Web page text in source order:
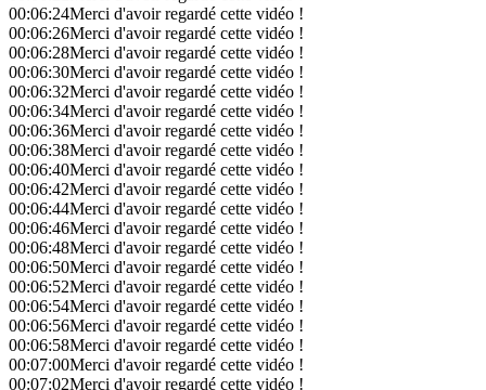
00:06:24Merci d'avoir regardé cette vidéo !
00:06:26Merci d'avoir regardé cette vidéo !
00:06:28Merci d'avoir regardé cette vidéo !
00:06:30Merci d'avoir regardé cette vidéo !
00:06:32Merci d'avoir regardé cette vidéo !
00:06:34Merci d'avoir regardé cette vidéo !
00:06:36Merci d'avoir regardé cette vidéo !
00:06:38Merci d'avoir regardé cette vidéo !
00:06:40Merci d'avoir regardé cette vidéo !
00:06:42Merci d'avoir regardé cette vidéo !
00:06:44Merci d'avoir regardé cette vidéo !
00:06:46Merci d'avoir regardé cette vidéo !
00:06:48Merci d'avoir regardé cette vidéo !
00:06:50Merci d'avoir regardé cette vidéo !
00:06:52Merci d'avoir regardé cette vidéo !
00:06:54Merci d'avoir regardé cette vidéo !
00:06:56Merci d'avoir regardé cette vidéo !
00:06:58Merci d'avoir regardé cette vidéo !
00:07:00Merci d'avoir regardé cette vidéo !
00:07:02Merci d'avoir regardé cette vidéo !